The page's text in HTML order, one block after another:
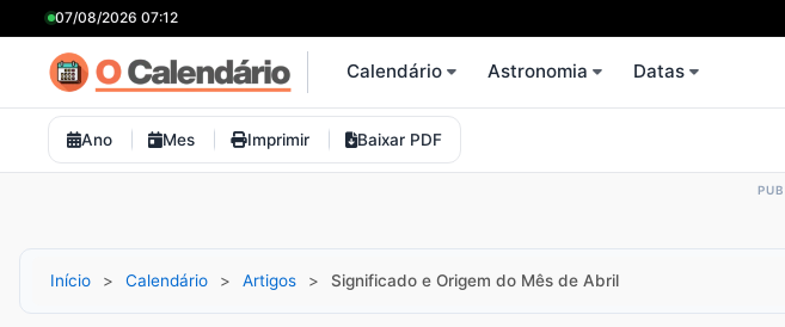
07/08/2026 07:12
Calendário Astronomia Datas
Ano Mes Imprimir Baixar PDF
Início Calendário Artigos Significado e Origem do Mês de Abril